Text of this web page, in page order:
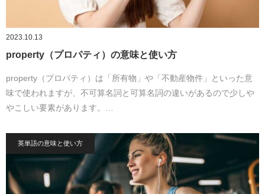
2023.10.13
property（プロパティ）の意味と使い方
property（プロパティ）は「所有物」や「不動産物件」といった意
味で使われますが、不可算名詞と可算名詞の違いがあるので少しや
やこしい要素があります。…
英単語の意味と使い方